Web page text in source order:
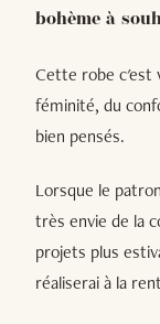
bohème à
Cette robe c'est
féminité, du
bien pensés.
Lorsque le
très envie de la
projets plus
réaliserai à la